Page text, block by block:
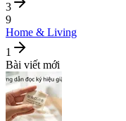
3
9
Home & Living
1
Bài viết mới